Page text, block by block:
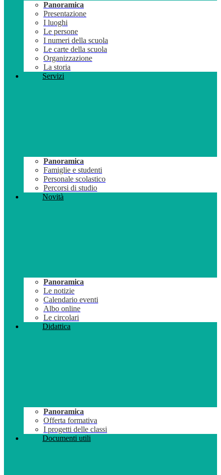
Panoramica
Presentazione
I luoghi
Le persone
I numeri della scuola
Le carte della scuola
Organizzazione
La storia
Servizi
Panoramica
Famiglie e studenti
Personale scolastico
Percorsi di studio
Novità
Panoramica
Le notizie
Calendario eventi
Albo online
Le circolari
Didattica
Panoramica
Offerta formativa
I progetti delle classi
Documenti utili